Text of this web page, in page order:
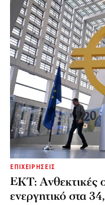
ΕΠΙΧΕΙΡΗΣΕΙΣ
ΕΚΤ: Ανθεκτικές
ενεργητικό στα